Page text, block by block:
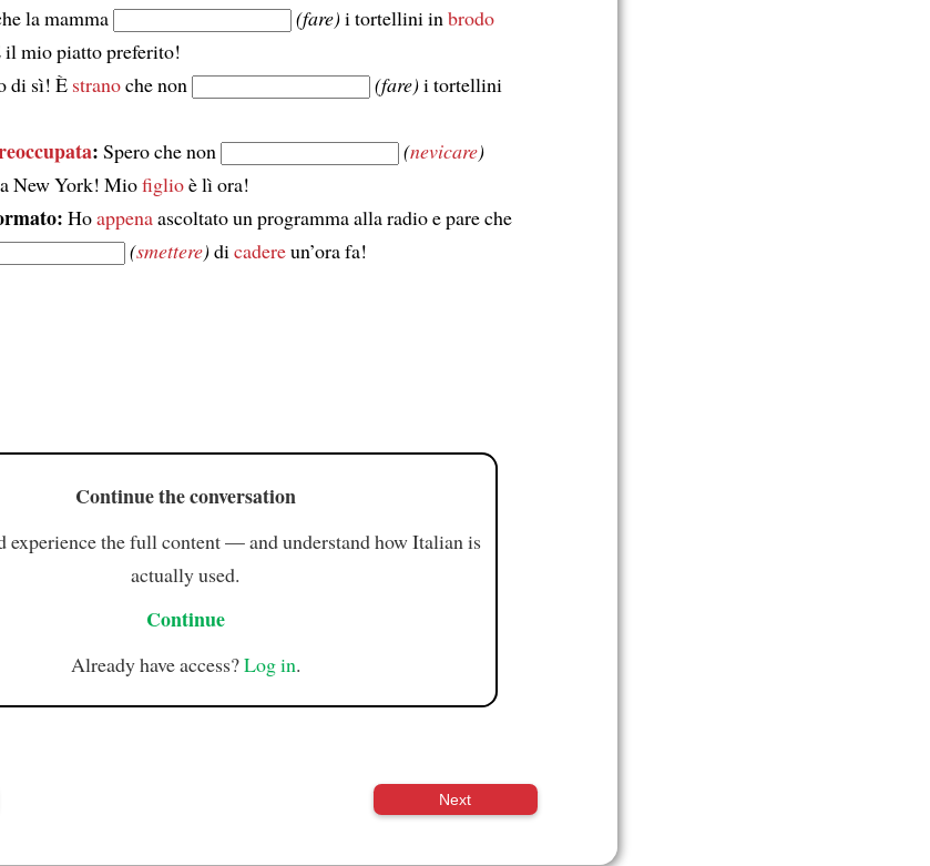
la mamma (fare)i tortellini inbrodo
il mio piatto preferito!
di sì! È stranoche non (fare)i tortellini
: Spero che non (nevicare)
New York! Miofiglioè lì ora!
Hoappenaascoltato un programma alla radio e pare che
(smettere)dicadereun’ora fa!
Continue the conversation
experience the full content — and understand how Italian is
actually used.
Continue
Already have access?Log in.
Next